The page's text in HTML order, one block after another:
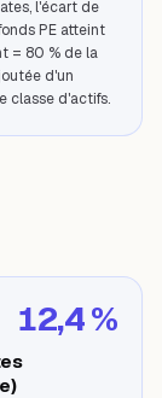
l'écart de
PE atteint
= 80 % de la
d'un
classe d'actifs.
12,4 %